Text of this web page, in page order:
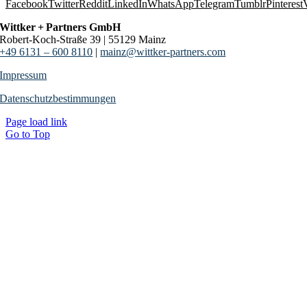
FacebookTwitterRedditLinkedInWhatsAppTelegramTumblrPinterest
Wittker + Partners GmbH
Robert-Koch-Straße 39 | 55129 Mainz
+49 6131 – 600 8110 |mainz@wittker-partners.com
Impressum
Datenschutzbestimmungen
Page load link
Go to Top